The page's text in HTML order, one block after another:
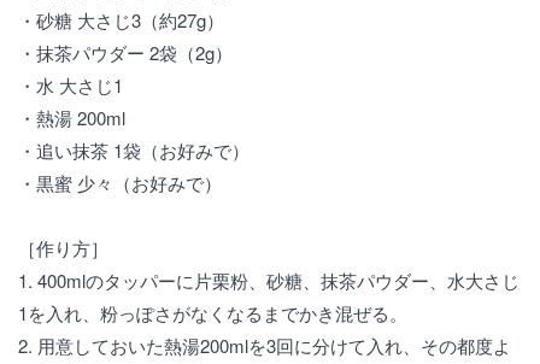
・砂糖 大さじ3（約27g）
・抹茶パウダー 2袋（2g）
・水 大さじ1
・熱湯 200ml
・追い抹茶 1袋（お好みで）
・黒蜜 少々（お好みで）
［作り方］
1. 400mlのタッパーに片栗粉、砂糖、抹茶パウダー、水大さじ
1を入れ、粉っぽさがなくなるまでかき混ぜる。
2. 用意しておいた熱湯200mlを3回に分けて入れ、その都度よ